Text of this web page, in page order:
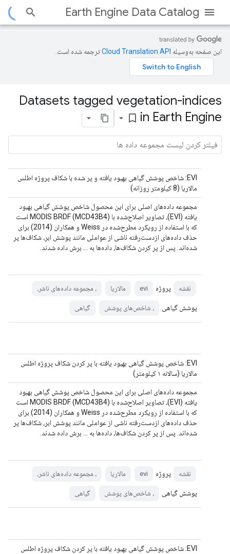
Earth Engine Data Catalog
این صفحه به‌وسیله ترجمه شده است.
Datasets tagged vegetation-indices
in Earth Engine
bookmark_border
EVI: شاخص پوشش گیاهی بهبود یافته و پر شده با شکاف پروژه اطلس
مالاریا (8 کیلومتر روزانه)
مجموعه داده‌های اصلی برای این محصول شاخص پوشش گیاهی بهبود
یافته (EVI)، تصاویر اصلاح‌شده با MODIS BRDF (MCD43B4) است
که با استفاده از رویکرد مطرح‌شده در Weiss و همکاران (2014) برای
حذف داده‌های ازدست‌رفته ناشی از عواملی مانند پوشش ابر، شکاف‌ها پر
شده‌اند. پس از پر کردن شکاف‌ها، داده‌ها به ... برش داده شدند.
نقشه پروژه evi مالاریا ، مجموعه داده‌های ناشر،
پوشش گیاهی ، شاخص‌های پوشش گیاهی
EVI: شاخص پوشش گیاهی بهبود یافته با پر کردن شکاف پروژه اطلس
مالاریا (سالانه ۱ کیلومتر)
مجموعه داده‌های اصلی برای این محصول شاخص پوشش گیاهی بهبود
یافته (EVI)، تصاویر اصلاح‌شده با MODIS BRDF (MCD43B4) است
که با استفاده از رویکرد مطرح‌شده در Weiss و همکاران (2014) برای
حذف داده‌های ازدست‌رفته ناشی از عواملی مانند پوشش ابر، شکاف‌ها پر
شده‌اند. پس از پر کردن شکاف‌ها، داده‌ها به ... برش داده شدند.
نقشه پروژه evi مالاریا ، مجموعه داده‌های ناشر،
پوشش گیاهی ، شاخص‌های پوشش گیاهی
EVI: شاخص پوشش گیاهی بهبود یافته با پر کردن شکاف پروژه اطلس